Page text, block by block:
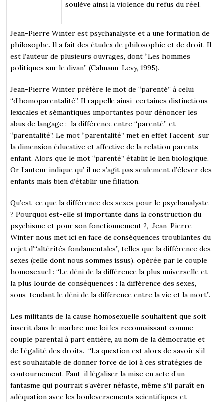
soulève ainsi la violence du refus du réel.
Jean-Pierre Winter est psychanalyste et a une formation de
philosophe. Il a fait des études de philosophie et de droit. Il
est l’auteur de plusieurs ouvrages, dont “Les hommes
politiques sur le divan” (Calmann-Levy, 1995).
Jean-Pierre Winter préfère le mot de “parenté” à celui
“d’homoparentalité”. Il rappelle ainsi certaines distinctions
lexicales et sémantiques importantes pour dénoncer les
abus de langage : la différence entre “parenté” et
“parentalité”. Le mot “parentalité” met en effet l’accent sur
la dimension éducative et affective de la relation parents-
enfant. Alors que le mot “parenté” établit le lien biologique.
Or l’auteur indique qu’ il ne s’agit pas seulement d’élever des
enfants mais bien d’établir une filiation.
Qu’est-ce que la différence des sexes pour le psychanalyste
? Pourquoi est-elle si importante dans la construction du
psychisme et pour son fonctionnement ?, Jean-Pierre
Winter nous met ici en face de conséquences troublantes du
rejet d’“altérités fondamentales”, telles que la différence des
sexes (celle dont nous sommes issus), opérée par le couple
homosexuel : “Le déni de la différence la plus universelle et
la plus lourde de conséquences : la différence des sexes,
sous-tendant le déni de la différence entre la vie et la mort”.
Les militants de la cause homosexuelle souhaitent que soit
inscrit dans le marbre une loi les reconnaissant comme
couple parental à part entière, au nom de la démocratie et
de l’égalité des droits. “La question est alors de savoir s’il
est souhaitable de donner force de loi à ces stratégies de
contournement. Faut-il légaliser la mise en acte d’un
fantasme qui pourrait s’avérer néfaste, même s’il paraît en
adéquation avec les bouleversements scientifiques et